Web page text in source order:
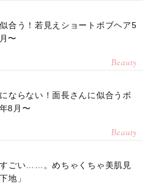
合う！若見えショートボブヘア5
〜
Beauty
ならない！面長さんに似合うボ
8月〜
Beauty
ごい……。めちゃくちゃ美肌見
地」